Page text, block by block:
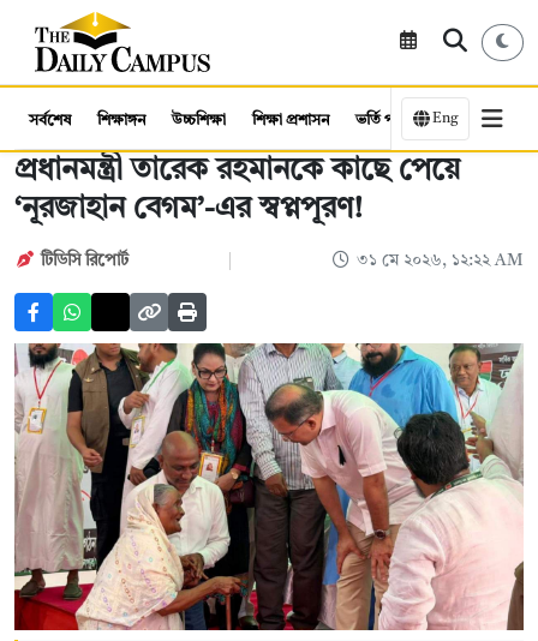
সর্বশেষ শিক্ষাঙ্গন উচ্চশিক্ষা শিক্ষা প্রশাসন ভর্তি পরীক্ষা কর্মসংস্থান
Eng
প্রধানমন্ত্রী তারেক রহমানকে কাছে পেয়ে
‘নূরজাহান বেগম’-এর স্বপ্নপূরণ!
টিডিসি রিপোর্ট ৩১ মে ২০২৬, ১২:২২ AM